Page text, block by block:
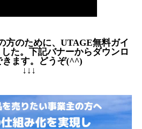
方のために、UTAGE無料ガイ
した。下記バナーからダウンロ
きます。どうぞ(^^)
↓↓↓